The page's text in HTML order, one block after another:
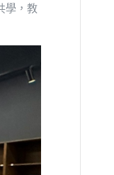
學，教